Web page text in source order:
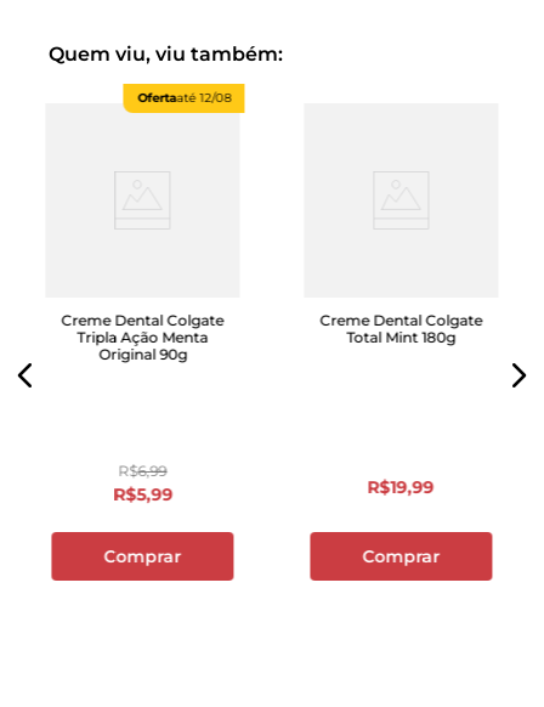
Quem viu, viu também:
Ofertaaté12/08
Creme Dental Colgate
Tripla Ação Menta
Original 90g
R$6,99
R$5,99
Comprar
Creme Dental Colgate
Total Mint 180g
R$19,99
Comprar